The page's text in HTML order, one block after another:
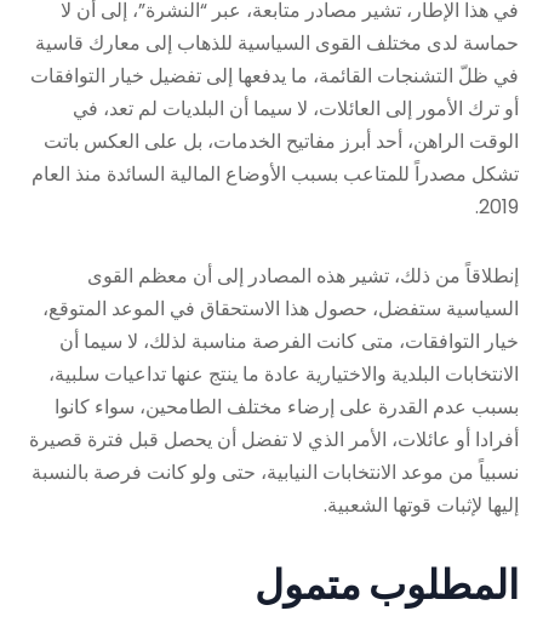
في هذا الإطار، تشير مصادر متابعة، عبر “النشرة”، إلى أن لا
حماسة لدى مختلف القوى السياسية للذهاب إلى معارك قاسية
في ظلّ التشنجات القائمة، ما يدفعها إلى تفضيل خيار التوافقات
أو ترك الأمور إلى العائلات، لا سيما أن البلديات لم تعد، في
الوقت الراهن، أحد أبرز مفاتيح الخدمات، بل على العكس باتت
تشكل مصدراً للمتاعب بسبب الأوضاع المالية السائدة منذ العام
2019.
إنطلاقاً من ذلك، تشير هذه المصادر إلى أن معظم القوى
السياسية ستفضل، حصول هذا الاستحقاق في الموعد المتوقع،
خيار التوافقات، متى كانت الفرصة مناسبة لذلك، لا سيما أن
الانتخابات البلدية والاختيارية عادة ما ينتج عنها تداعيات سلبية،
بسبب عدم القدرة على إرضاء مختلف الطامحين، سواء كانوا
أفرادا أو عائلات، الأمر الذي لا تفضل أن يحصل قبل فترة قصيرة
نسبياً من موعد الانتخابات النيابية، حتى ولو كانت فرصة بالنسبة
إليها لإثبات قوتها الشعبية.
المطلوب متمول